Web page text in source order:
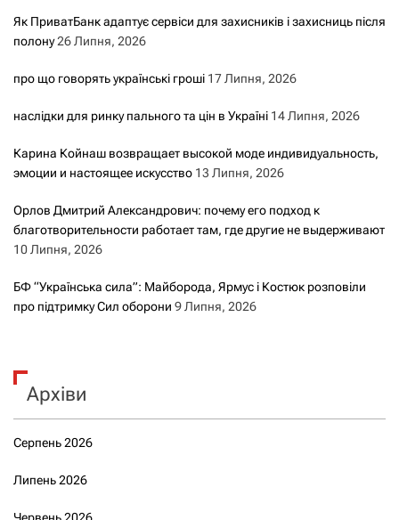
Як ПриватБанк адаптує сервіси для захисників і захисниць після
полону26 Липня, 2026
про що говорять українські гроші 17 Липня, 2026
наслідки для ринку пального та цін в Україні 14 Липня, 2026
Карина Койнаш возвращает высокой моде индивидуальность,
эмоции и настоящее искусство 13 Липня, 2026
Орлов Дмитрий Александрович: почему его подход к
благотворительности работает там, где другие не выдерживают
10 Липня, 2026
БФ “Українська сила”: Майборода, Ярмус і Костюк розповіли
про підтримку Сил оборони 9 Липня, 2026
Архіви
Серпень 2026
Липень 2026
Червень 2026